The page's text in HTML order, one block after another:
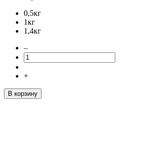
0,5кг
1кг
1,4кг
–
+
В корзину